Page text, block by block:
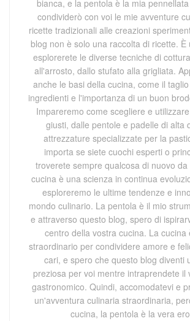
bianca, e la pentola è la mia
condividerò con voi le mie avventure
ricette tradizionali alle creazioni
blog non è solo una raccolta di ricette. È
esplorerete le diverse tecniche di
all'arrosto, dallo stufato alla grigliata.
anche le basi della cucina, come il
ingredienti e l'importanza di un buon
Impareremo come scegliere e
giusti, dalle pentole e padelle di alta
attrezzature specializzate per la
importa se siete cuochi esperti o
troverete sempre qualcosa di nuovo
cucina è una scienza in continua
esploreremo le ultime tendenze e
mondo culinario. La pentola è il mio
e attraverso questo blog, spero di
centro della vostra cucina. La cucina
straordinario per condividere amore e
cari, e spero che questo blog diventi
preziosa per voi mentre intraprendete il
gastronomico. Quindi, accomodatevi e
un'avventura culinaria straordinaria,
cucina, la pentola è la vera